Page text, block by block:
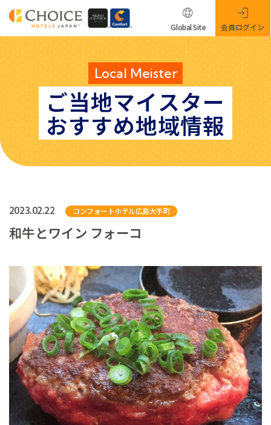
Local Meister
ご当地マイスター
おすすめ地域情報
Global Site 会員ログイン
2023.02.22 コンフォートホテル広島大手町
和牛とワイン フォーコ